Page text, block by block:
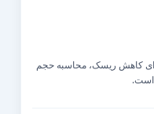
کاهش ریسک، محاسبه حجم